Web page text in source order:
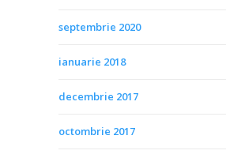
septembrie 2020
ianuarie 2018
decembrie 2017
octombrie 2017